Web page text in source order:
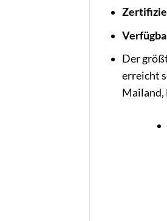
Der
erreicht
Mailand,